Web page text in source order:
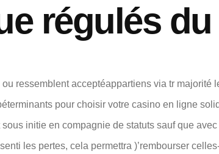
régulés
ressemblent acceptéappartiens via tr
pour choisir votre casino en ligne
initie en compagnie de statuts sauf que
les pertes, cela permettra )’rembourser